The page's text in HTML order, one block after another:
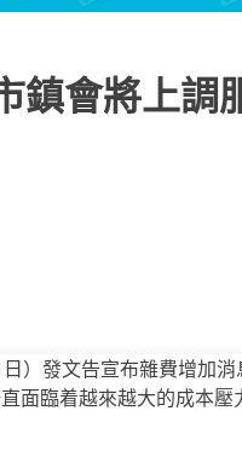
鎮會將上調
）發文告宣布雜費增加
面臨着越來越大的成本